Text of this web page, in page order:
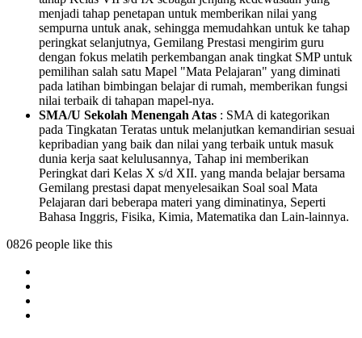
menjadi tahap penetapan untuk memberikan nilai yang
sempurna untuk anak, sehingga memudahkan untuk ke tahap
peringkat selanjutnya, Gemilang Prestasi mengirim guru
dengan fokus melatih perkembangan anak tingkat SMP untuk
pemilihan salah satu Mapel "Mata Pelajaran" yang diminati
pada latihan bimbingan belajar di rumah, memberikan fungsi
nilai terbaik di tahapan mapel-nya.
SMA/U Sekolah Menengah Atas : SMA di kategorikan
pada Tingkatan Teratas untuk melanjutkan kemandirian sesuai
kepribadian yang baik dan nilai yang terbaik untuk masuk
dunia kerja saat kelulusannya, Tahap ini memberikan
Peringkat dari Kelas X s/d XII. yang manda belajar bersama
Gemilang prestasi dapat menyelesaikan Soal soal Mata
Pelajaran dari beberapa materi yang diminatinya, Seperti
Bahasa Inggris, Fisika, Kimia, Matematika dan Lain-lainnya.
0826 people like this